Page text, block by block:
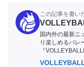
この記事を書い
国内外の最新ニ
り楽しめるバレ
『